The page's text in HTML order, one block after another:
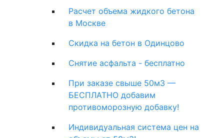
Расчет объема жидкого бетона
в Москве
Скидка на бетон в Одинцово
Снятие асфальта - бесплатно
При заказе свыше 50м3 —
БЕСПЛАТНО добавим
противоморозную добавку!
Индивидуальная система цен на